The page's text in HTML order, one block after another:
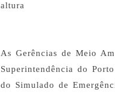
altura
As Gerências de Meio
Superintendência do
do Simulado de